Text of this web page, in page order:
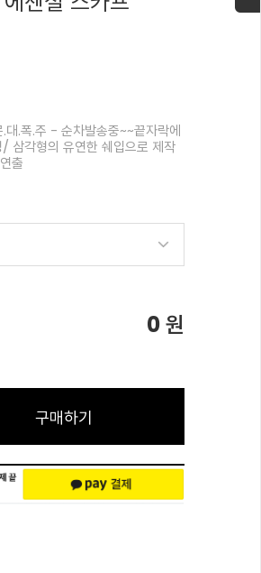
.폭.주 - 순차발송중~~끝자락에
삼각형의 유연한 쉐입으로 제작
출
0원
구매하기